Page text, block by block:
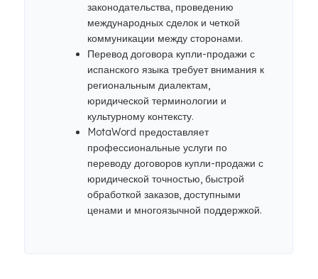
законодательства, проведению
международных сделок и четкой
коммуникации между сторонами.
Перевод договора купли-продажи с
испанского языка требует внимания к
региональным диалектам,
юридической терминологии и
культурному контексту.
MotaWord предоставляет
профессиональные услуги по
переводу договоров купли-продажи с
юридической точностью, быстрой
обработкой заказов, доступными
ценами и многоязычной поддержкой.